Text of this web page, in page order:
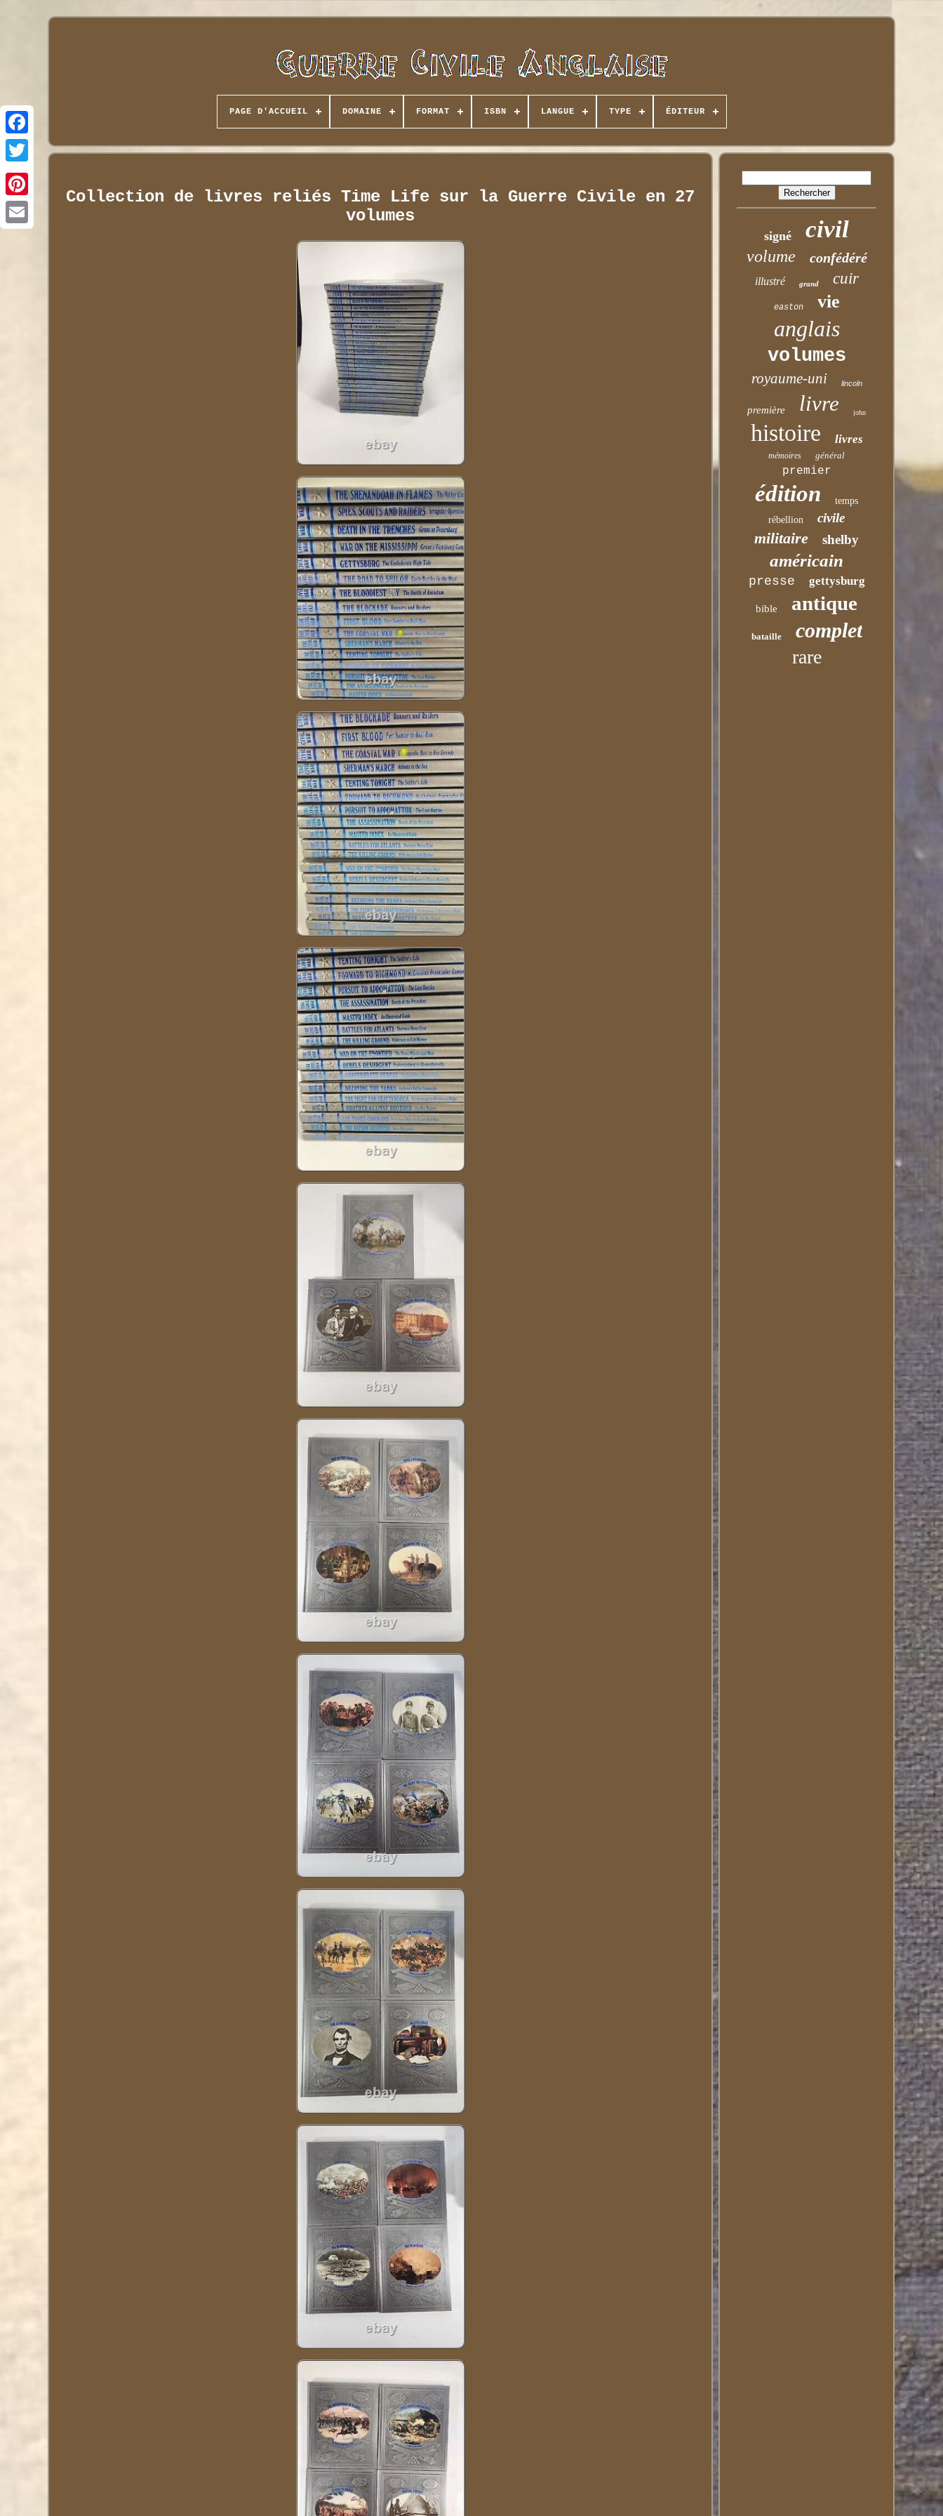
PAGE D'ACCUEIL DOMAINE FORMAT ISBN LANGUE TYPE ÉDITEUR
Collection de livres reliés Time Life sur la Guerre Civile en 27
volumes
signé civil
volume confédéré
illustré grand cuir
easton vie
anglais
volumes
royaume-uni lincoln
première livre john
histoire livres
mémoires général
premier
édition
temps
rébellion
civile
militaire shelby
américain
presse gettysburg
bible antique
bataille complet
rare